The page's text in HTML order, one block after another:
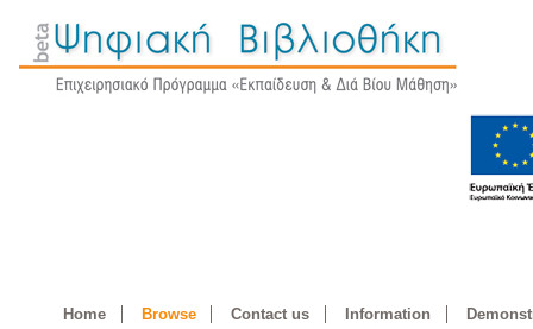
Home Browse Contact us Information